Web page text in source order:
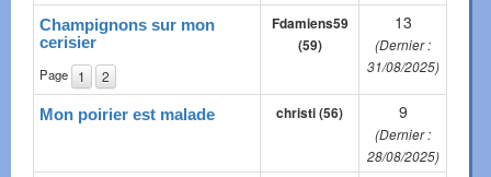
Champignons sur mon
cerisier
Page 1 2
Fdamiens59
(59)
13
(Dernier :
31/08/2025)
Mon poirier est malade christi (56) 9
(Dernier :
28/08/2025)